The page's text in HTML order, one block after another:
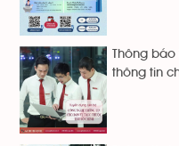
Thông
thông tin